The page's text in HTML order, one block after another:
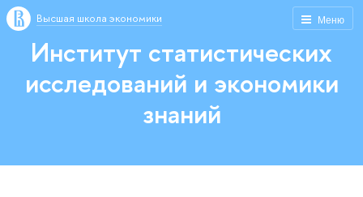
Меню
Высшая школа экономики
Институт статистических
исследований и экономики
знаний